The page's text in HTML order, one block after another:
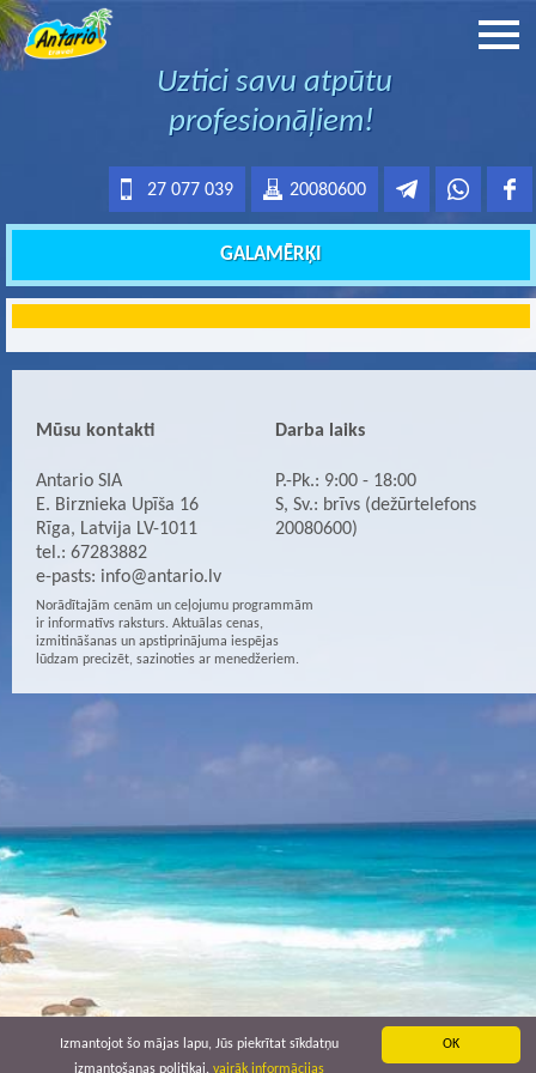
Uztici savu atpūtu
profesionāļiem!
20080600
27 077 039
GALAMĒRĶI
Mūsu kontakti
Antario SIA
E. Birznieka Upīša 16
Rīga, Latvija LV-1011
tel.: 67283882
e-pasts: info@antario.lv
Darba laiks
P.-Pk.: 9:00 - 18:00
S, Sv.: brīvs (dežūrtelefons
20080600)
Norādītajām cenām un ceļojumu programmām
ir informatīvs raksturs. Aktuālas cenas,
izmitināšanas un apstiprinājuma iespējas
lūdzam precizēt, sazinoties ar menedžeriem.
OK
Izmantojot šo mājas lapu, Jūs piekrītat sīkdatņu
izmantošanas politikai. vairāk informācijas